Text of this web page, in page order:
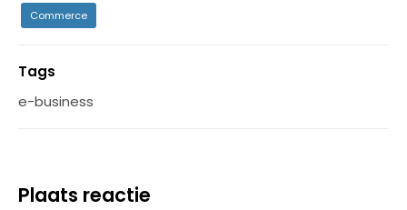
Commerce
Tags
e-business
Plaats reactie